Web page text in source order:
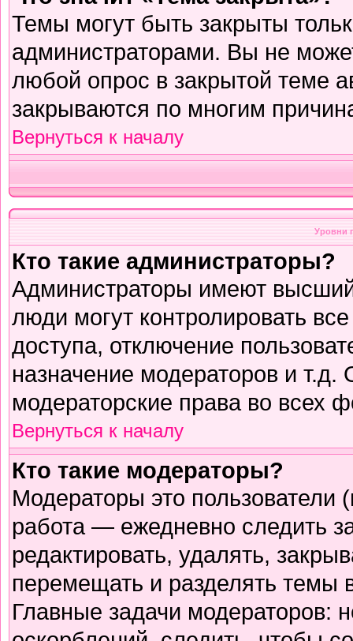
Темы могут быть закрыты
администраторами. Вы не
любой опрос в закрытой теме
закрываются по многим
Вернуться к началу
Уровни
Кто такие администраторы?
Администраторы имеют
люди могут контролировать
доступа, отключение
назначение модераторов и
модераторские права во всех
Вернуться к началу
Кто такие модераторы?
Модераторы это пользователи
работа — ежедневно следить
редактировать, удалять,
перемещать и разделять темы
Главные задачи модераторов: